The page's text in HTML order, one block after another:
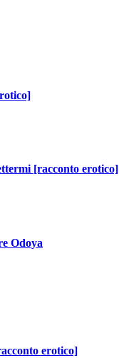
[racconto erotico]
Odoya
erotico]